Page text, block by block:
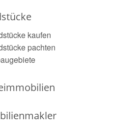
kaufen
pachten